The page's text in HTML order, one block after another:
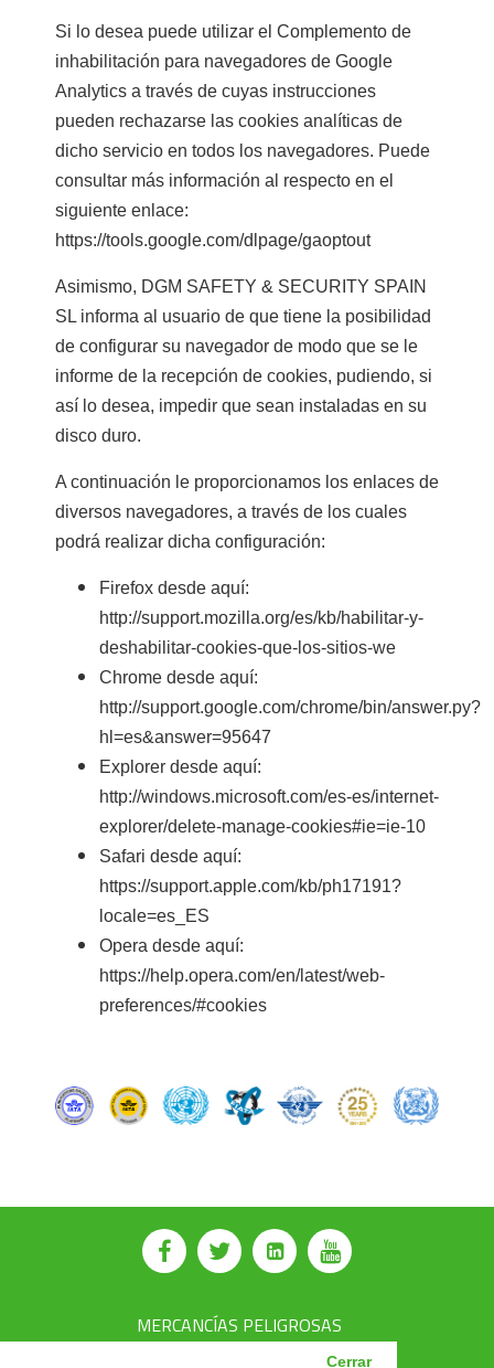
Cerrar
Si lo desea puede utilizar el Complemento de
inhabilitación para navegadores de Google
Analytics a través de cuyas instrucciones
pueden rechazarse las cookies analíticas de
dicho servicio en todos los navegadores. Puede
consultar más información al respecto en el
siguiente enlace:
https://tools.google.com/dlpage/gaoptout
Asimismo, DGM SAFETY & SECURITY SPAIN
SL informa al usuario de que tiene la posibilidad
de configurar su navegador de modo que se le
informe de la recepción de cookies, pudiendo, si
así lo desea, impedir que sean instaladas en su
disco duro.
A continuación le proporcionamos los enlaces de
diversos navegadores, a través de los cuales
podrá realizar dicha configuración:
Firefox desde aquí:
http://support.mozilla.org/es/kb/habilitar-y-
deshabilitar-cookies-que-los-sitios-we
Chrome desde aquí:
http://support.google.com/chrome/bin/answer.py?
hl=es&answer=95647
Explorer desde aquí:
http://windows.microsoft.com/es-es/internet-
explorer/delete-manage-cookies#ie=ie-10
Safari desde aquí:
https://support.apple.com/kb/ph17191?
locale=es_ES
Opera desde aquí:
https://help.opera.com/en/latest/web-
preferences/#cookies
MERCANCÍAS PELIGROSAS